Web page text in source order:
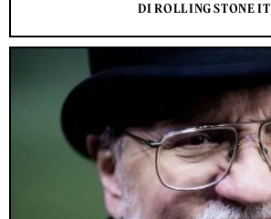
DI ROLLING STONE IT